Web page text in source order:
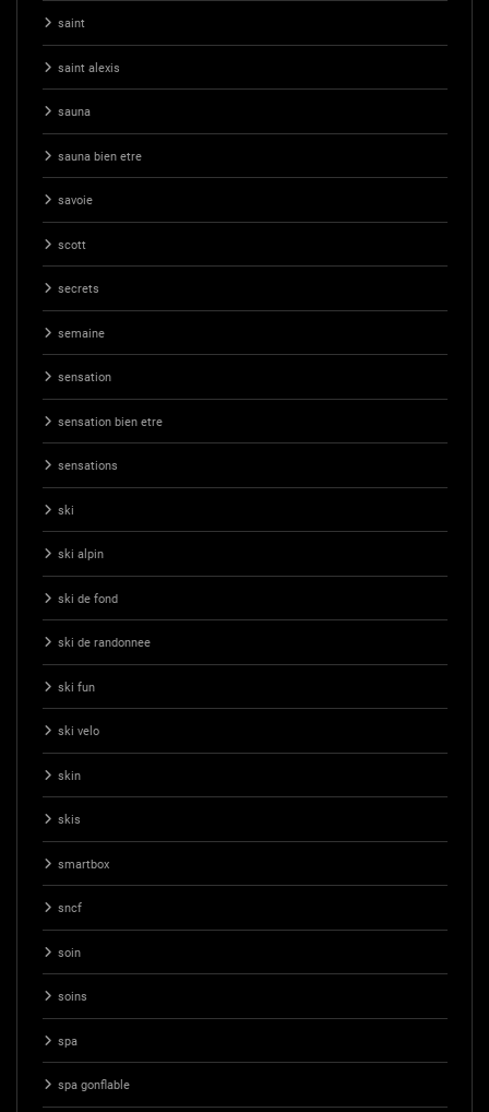
saint
saint alexis
sauna
sauna bien etre
savoie
scott
secrets
semaine
sensation
sensation bien etre
sensations
ski
ski alpin
ski de fond
ski de randonnee
ski fun
ski velo
skin
skis
smartbox
sncf
soin
soins
spa
spa gonflable